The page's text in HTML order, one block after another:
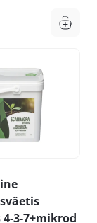
3-7+mikrod